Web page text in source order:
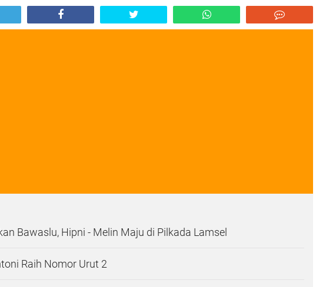
Bawaslu, Hipni - Melin Maju di Pilkada Lamsel
Raih Nomor Urut 2